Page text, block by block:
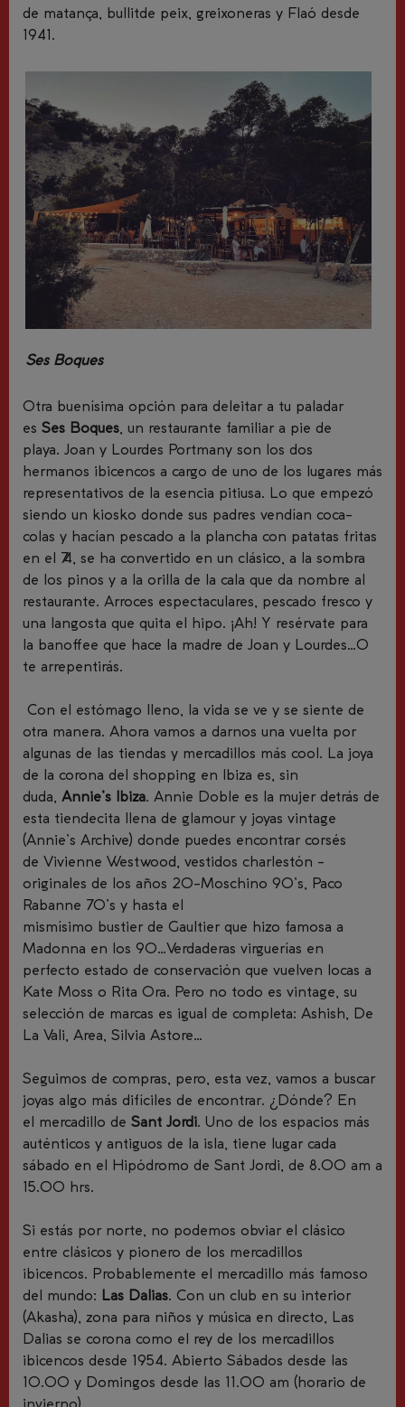
de matança, bullitde peix, greixoneras y Flaó desde
1941.
Ses Boques
Otra buenísima opción para deleitar a tu paladar
es Ses Boques , un restaurante familiar a pie de
playa. Joan y Lourdes Portmany son los dos
hermanos ibicencos a cargo de uno de los lugares más
representativos de la esencia pitiusa. Lo que empezó
siendo un kiosko donde sus padres vendían coca-
colas y hacían pescado a la plancha con patatas fritas
en el 74, se ha convertido en un clásico, a la sombra
de los pinos y a la orilla de la cala que da nombre al
restaurante. Arroces espectaculares, pescado fresco y
una langosta que quita el hipo. ¡Ah! Y resérvate para
la banoffee que hace la madre de Joan y Lourdes…O
te arrepentirás.
Con el estómago lleno, la vida se ve y se siente de
otra manera. Ahora vamos a darnos una vuelta por
algunas de las tiendas y mercadillos más cool. La joya
de la corona del shopping en Ibiza es, sin
duda, Annie’s Ibiza. Annie Doble es la mujer detrás de
esta tiendecita llena de glamour y joyas vintage
(Annie’s Archive) donde puedes encontrar corsés
de Vivienne Westwood, vestidos charlestón -
originales de los años 20-Moschino 90’s, Paco
Rabanne 70’s y hasta el
mismísimo bustier de Gaultier que hizo famosa a
Madonna en los 90…Verdaderas virguerías en
perfecto estado de conservación que vuelven locas a
Kate Moss o Rita Ora. Pero no todo es vintage, su
selección de marcas es igual de completa: Ashish, De
La Vali, Area, Silvia Astore…
Seguimos de compras pero esta vez, vamos a buscar
joyas algo más difíciles de encontrar. ¿Dónde? En
el mercadillo de Sant Jordi. Uno de los espacios más
auténticos y antiguos de la isla, tiene lugar cada
sábado en el Hipódromo de Sant Jordi, de 8.00 am a
15.00 hrs.
Si estás por norte, no podemos obviar el clásico
entre clásicos y pionero de los mercadillos
ibicencos. Probablemente el mercadillo más famoso
del mundo: Las Dalias. Con un club en su interior
(Akasha), zona para niños y música en directo, Las
Dalias se corona como el rey de los mercadillos
ibicencos desde 1954. Abierto Sábados desde las
10.00 y Domingos desde las 11.00 am (horario de